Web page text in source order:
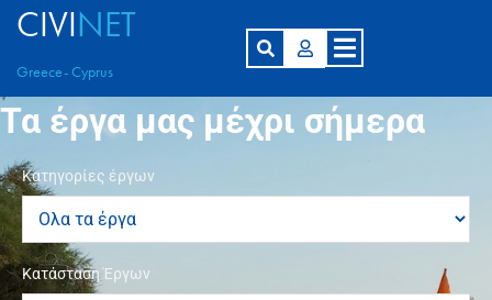
CIVINET
Greece- Cyprus
Τα έργα μας μέχρι σήμερα
Κατηγορίες έργων
Κατάσταση Έργων